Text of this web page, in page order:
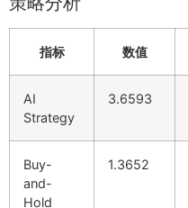
指标 数值
AI
Strategy
3.6593
Buy-
and-
Hold
1.3652